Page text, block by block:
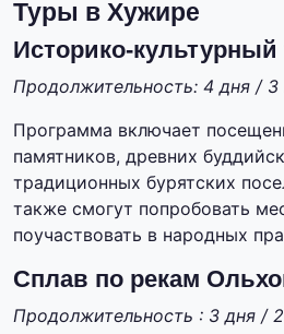
Туры в Хужире
Историко-
Продолжительность: 4 дня / 3
Программа включает
памятников, древних
традиционных бурятских
также смогут попробовать
поучаствовать в народных
Сплав по рекам
Продолжительность : 3 дня /